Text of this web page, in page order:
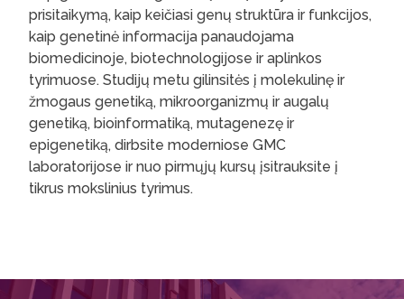
prisitaikymą, kaip keičiasi genų struktūra ir funkcijos,
kaip genetinė informacija panaudojama
biomedicinoje, biotechnologijose ir aplinkos
tyrimuose. Studijų metu gilinsitės į molekulinę ir
žmogaus genetiką, mikroorganizmų ir augalų
genetiką, bioinformatiką, mutagenezę ir
epigenetiką, dirbsite moderniose GMC
laboratorijose ir nuo pirmųjų kursų įsitrauksite į
tikrus mokslinius tyrimus.